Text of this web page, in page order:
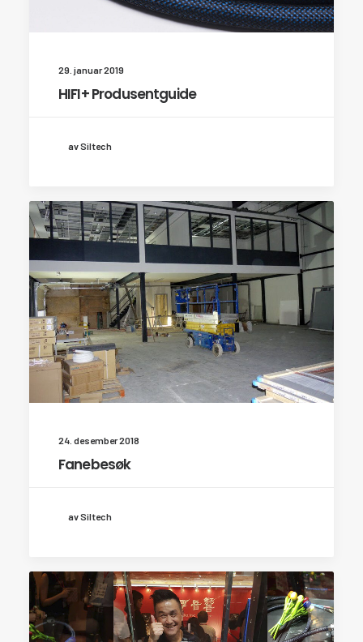
29. januar 2019
HIFI+ Produsentguide
av Siltech
24. desember 2018
Fanebesøk
av Siltech